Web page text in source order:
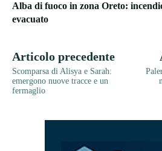
Alba di fuoco in zona Oreto:
evacuato
Articolo precedente
Scomparsa di Alisya e Sarah:
emergono nuove tracce e un
fermaglio